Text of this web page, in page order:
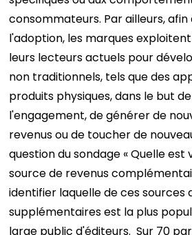
consommateurs. Par ailleurs,
l'adoption, les marques
leurs lecteurs actuels pour
non traditionnels, tels que des
produits physiques, dans le but
l'engagement, de générer de
revenus ou de toucher de
question du sondage « Quelle
source de revenus
identifier laquelle de ces sources
supplémentaires est la plus
large public d'éditeurs. Sur 70